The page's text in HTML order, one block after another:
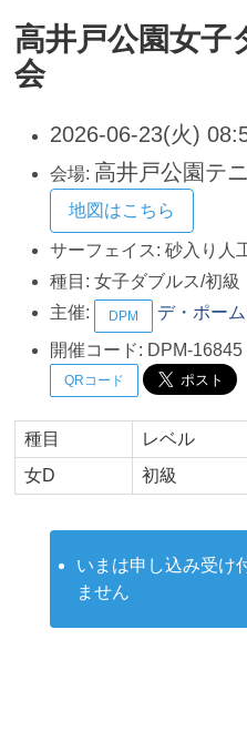
高井戸公園女子
会
2026-06-23(火)
会場: 高井戸公園テ
地図はこちら
サーフェイス: 砂入り人
種目: 女子ダブルス/初級
主催:
DPM
デ・ポー
開催コード: DPM-16845
QRコード
種目 レベル
女D
初級
いまは申し込み受け
ません